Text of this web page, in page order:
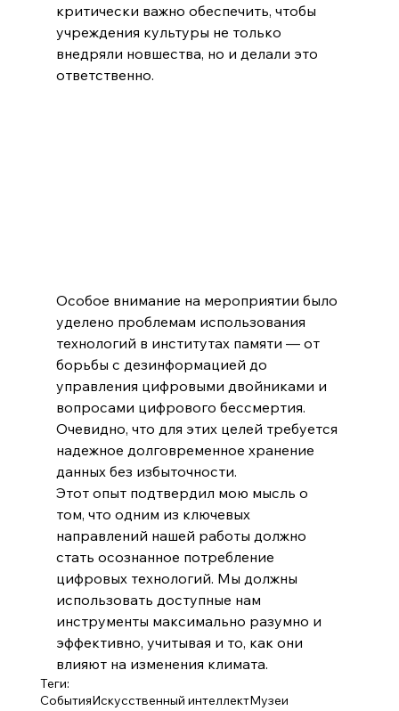
критически важно обеспечить, чтобы
учреждения культуры не только
внедряли новшества, но и делали это
ответственно.
Особое внимание на мероприятии было
уделено проблемам использования
технологий в институтах памяти — от
борьбы с дезинформацией до
управления цифровыми двойниками и
вопросами цифрового бессмертия.
Очевидно, что для этих целей требуется
надежное долговременное хранение
данных без избыточности.
Этот опыт подтвердил мою мысль о
том, что одним из ключевых
направлений нашей работы должно
стать осознанное потребление
цифровых технологий. Мы должны
использовать доступные нам
инструменты максимально разумно и
эффективно, учитывая и то, как они
влияют на изменения климата.
Теги:
СобытияИскусственный интеллектМузеи